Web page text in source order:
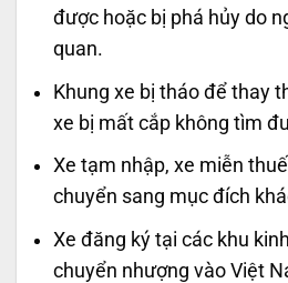
được hoặc bị phá hủy do
quan.
Khung xe bị tháo để thay
xe bị mất cắp không tìm
Xe tạm nhập, xe miễn
chuyển sang mục đích
Xe đăng ký tại các khu
chuyển nhượng vào Việt